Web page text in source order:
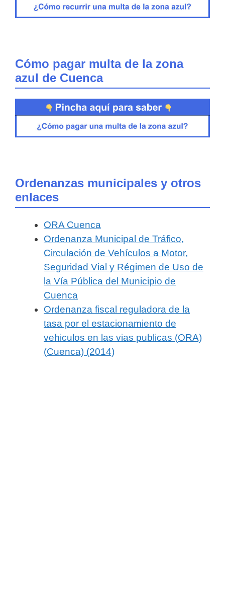
Cómo pagar multa de la zona
azul de Cuenca
Ordenanzas municipales y otros
enlaces
ORA Cuenca
Ordenanza Municipal de Tráfico,
Circulación de Vehículos a Motor,
Seguridad Vial y Régimen de Uso de
la Vía Pública del Municipio de
Cuenca
Ordenanza fiscal reguladora de la
tasa por el estacionamiento de
vehiculos en las vias publicas (ORA)
(Cuenca) (2014)